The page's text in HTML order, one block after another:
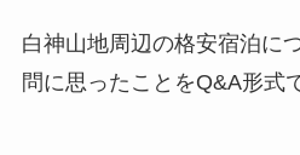
白神山地周辺の格安宿泊に
問に思ったことをQ&A形式